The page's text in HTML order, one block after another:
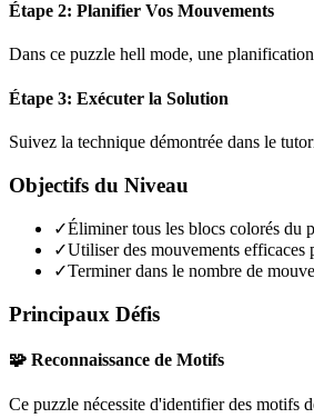
Étape 2: Planifier Vos Mouvements
Dans ce puzzle hell mode, une
Étape 3: Exécuter la Solution
Suivez la technique démontrée dans le
Objectifs du Niveau
✓Éliminer tous les blocs colorés du
✓Utiliser des mouvements efficaces
✓Terminer dans le nombre de
Principaux Défis
🧩 Reconnaissance de Motifs
Ce puzzle nécessite d'identifier des motifs